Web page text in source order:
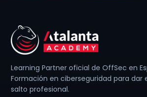
Learning Partner oficial de OffSec en
Formación en ciberseguridad para dar
salto profesional.